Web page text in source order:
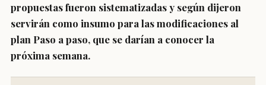
propuestas fueron sistematizadas y según dijeron
servirán como insumo para las modificaciones al
plan Paso a paso, que se darían a conocer la
próxima semana.